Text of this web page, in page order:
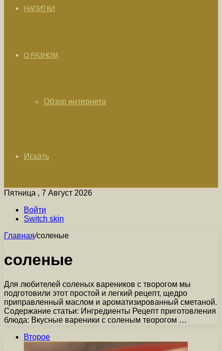
НАПИТКИ
О РАЗНОМ
Обзор интернета
Искать
Пятница , 7 Август 2026
Войти
Switch skin
Главная/соленые
соленые
Для любителей соленых вареников с творогом мы
подготовили этот простой и легкий рецепт, щедро
приправленный маслом и ароматизированный сметаной.
Содержание статьи: Ингредиенты Рецепт приготовления
блюда: Вкусные вареники с соленым творогом …
Второе